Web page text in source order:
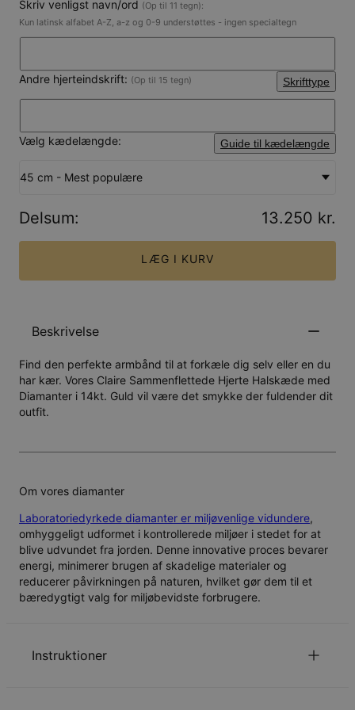
Skriv venligst navn/ord (Op til 11 tegn):
Kun latinsk alfabet A-Z, a-z og 0-9 understøttes - ingen specialtegn
Andre hjerteindskrift: (Op til 15 tegn) Skrifttype
Vælg kædelængde: Guide til kædelængde
45 cm - Mest populære
Delsum: 13.250 kr.
LÆG I KURV
Beskrivelse
Find den perfekte armbånd til at forkæle dig selv eller en du
har kær. Vores Claire Sammenflettede Hjerte Halskæde med
Diamanter i 14kt. Guld vil være det smykke der fuldender dit
outfit.
Om vores diamanter
Laboratoriedyrkede diamanter er miljøvenlige vidundere,
omhyggeligt udformet i kontrollerede miljøer i stedet for at
blive udvundet fra jorden. Denne innovative proces bevarer
energi, minimerer brugen af skadelige materialer og
reducerer påvirkningen på naturen, hvilket gør dem til et
bæredygtigt valg for miljøbevidste forbrugere.
Instruktioner